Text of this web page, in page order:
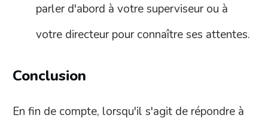
parler d'abord à votre superviseur ou à
votre directeur pour connaître ses attentes.
Conclusion
En fin de compte, lorsqu'il s'agit de répondre à